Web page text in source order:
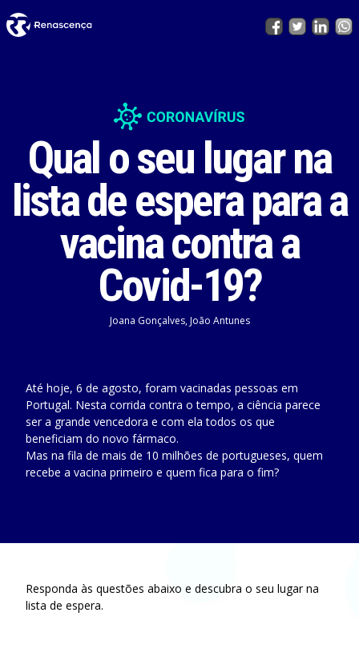
Qual o seu lugar na
lista de espera para a
vacina contra a
Covid-19?
Joana Gonçalves, João Antunes
Até hoje, 6 de agosto, foram vacinadas pessoas em
Portugal. Nesta corrida contra o tempo, a ciência parece
ser a grande vencedora e com ela todos os que
beneficiam do novo fármaco.
Mas na fila de mais de 10 milhões de portugueses, quem
recebe a vacina primeiro e quem fica para o fim?
Responda às questões abaixo e descubra o seu lugar na
lista de espera.